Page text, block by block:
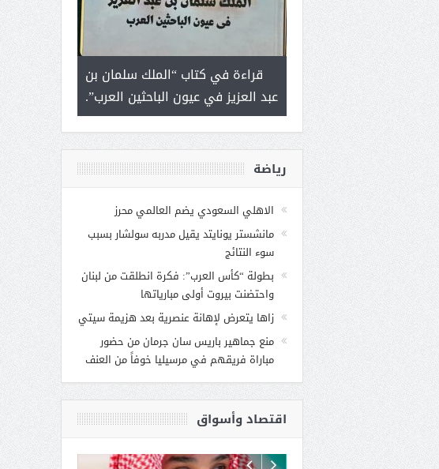
قراءة في كتاب “الملك سلمان بن
عبد العزيز في عيون الباحثين العرب”.
المغلوث ) .. رجل لايعرف
المستحيل ويعشق التحديات
رياضة
الاهلي السعودي يضم العالمي محرز
مانشستر يونايتد يقيل مدربه سولشار بسبب
سوء النتائج
بطولة “كأس العرب”: فكرة انطلقت من لبنان
واحتضنت بيروت أولى مبارياتها
زاها يتعرض لإهانة عنصرية بعد هزيمة سيتي
منع جماهير باريس سان جرمان من حضور
مباراة فريقهم في مرسيليا خوفاً من العنف
اقتصاد وأسواق